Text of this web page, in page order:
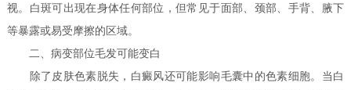
视。白斑可出现在身体任何部位，但常见于面部、颈部、手背、腋下
等暴露或易受摩擦的区域。
二、病变部位毛发可能变白
除了皮肤色素脱失，白癜风还可能影响毛囊中的色素细胞。当白